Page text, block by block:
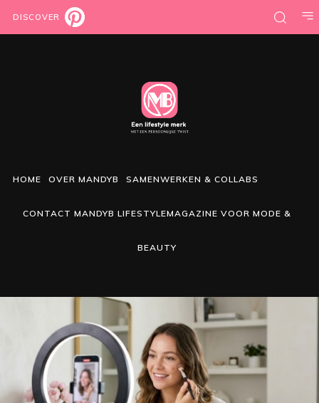
DISCOVER
HOME OVER MANDYB SAMENWERKEN & COLLABS
CONTACT MANDYB LIFESTYLEMAGAZINE VOOR MODE &
BEAUTY